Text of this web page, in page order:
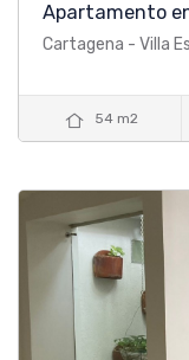
Apartamento
Cartagena - Villa
 54 m2